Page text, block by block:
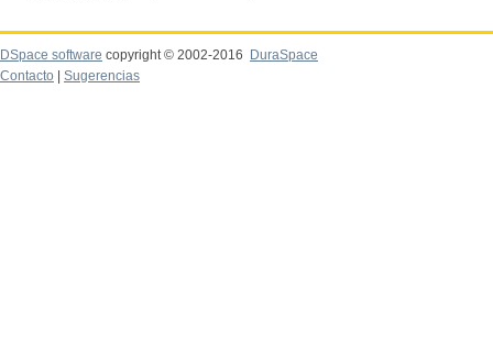
DSpace software copyright © 2002-2016
DuraSpace
Contacto
Sugerencias